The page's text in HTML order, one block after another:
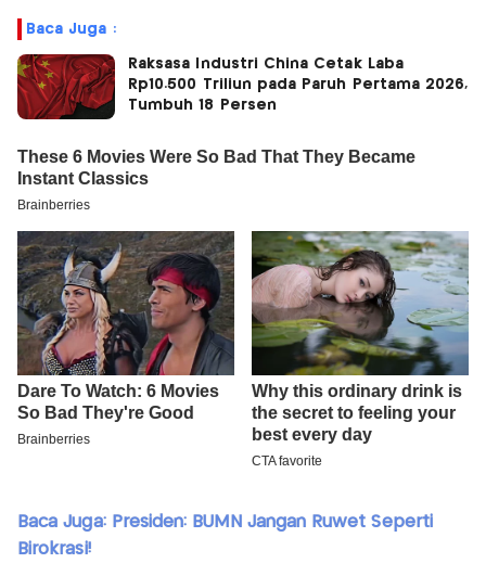
Baca Juga :
Raksasa Industri China Cetak Laba
Rp10.500 Triliun pada Paruh Pertama 2026,
Tumbuh 18 Persen
Baca Juga: Presiden: BUMN Jangan Ruwet Seperti
Birokrasi!